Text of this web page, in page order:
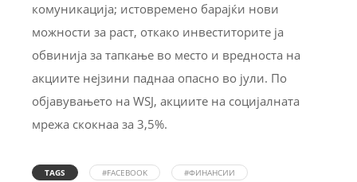
комуникација; истовремено барајќи нови
можности за раст, откако инвеститорите ја
обвинија за тапкање во место и вредноста на
акциите нејзини паднаа опасно во јули. По
објавувањето на WSJ, акциите на социјалната
мрежа скокнаа за 3,5%.
TAGS #FACEBOOK
#ФИНАНСИИ